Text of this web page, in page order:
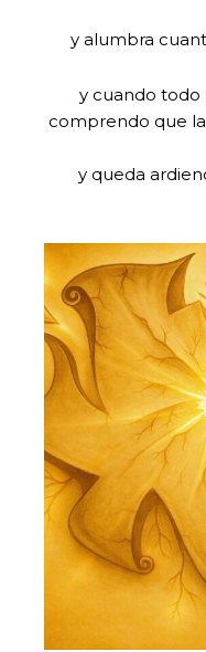
y alumbra
y cuando todo
comprendo que
y queda